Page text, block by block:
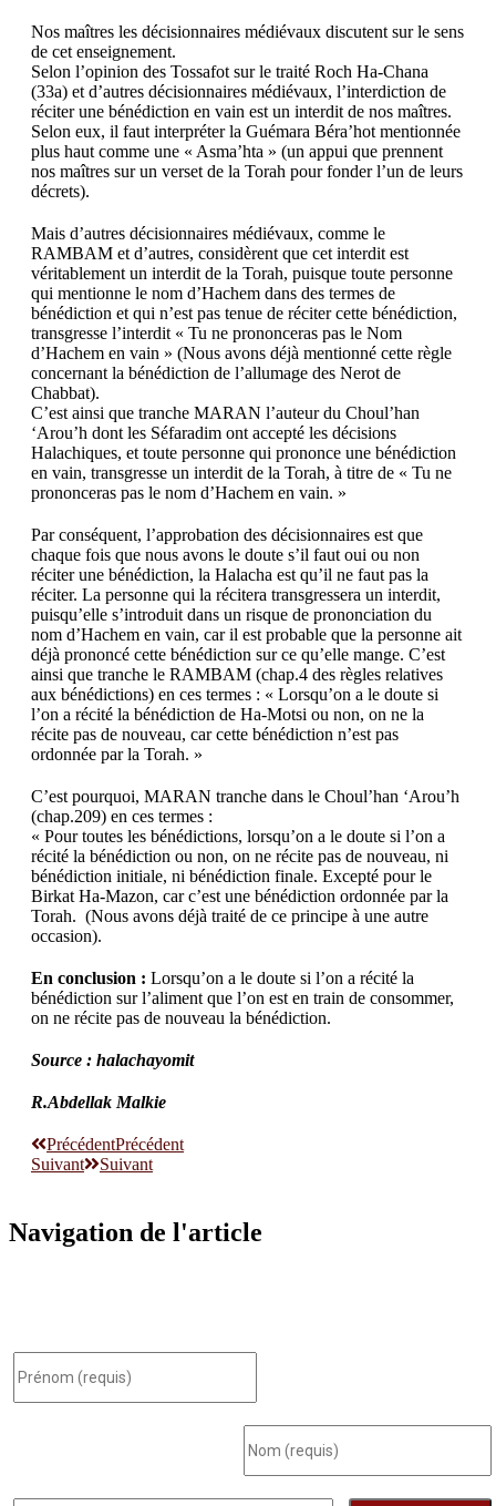
Nos maîtres les décisionnaires médiévaux discutent sur le sens
de cet enseignement.
Selon l’opinion des Tossafot sur le traité Roch Ha-Chana
(33a) et d’autres décisionnaires médiévaux, l’interdiction de
réciter une bénédiction en vain est un interdit de nos maîtres.
Selon eux, il faut interpréter la Guémara Béra’hot mentionnée
plus haut comme une « Asma’hta » (un appui que prennent
nos maîtres sur un verset de la Torah pour fonder l’un de leurs
décrets).
Mais d’autres décisionnaires médiévaux, comme le
RAMBAM et d’autres, considèrent que cet interdit est
véritablement un interdit de la Torah, puisque toute personne
qui mentionne le nom d’Hachem dans des termes de
bénédiction et qui n’est pas tenue de réciter cette bénédiction,
transgresse l’interdit « Tu ne prononceras pas le Nom
d’Hachem en vain » (Nous avons déjà mentionné cette règle
concernant la bénédiction de l’allumage des Nerot de
Chabbat).
C’est ainsi que tranche MARAN l’auteur du Choul’han
‘Arou’h dont les Séfaradim ont accepté les décisions
Halachiques, et toute personne qui prononce une bénédiction
en vain, transgresse un interdit de la Torah, à titre de « Tu ne
prononceras pas le nom d’Hachem en vain. »
Par conséquent, l’approbation des décisionnaires est que
chaque fois que nous avons le doute s’il faut oui ou non
réciter une bénédiction, la Halacha est qu’il ne faut pas la
réciter. La personne qui la récitera transgressera un interdit,
puisqu’elle s’introduit dans un risque de prononciation du
nom d’Hachem en vain, car il est probable que la personne ait
déjà prononcé cette bénédiction sur ce qu’elle mange. C’est
ainsi que tranche le RAMBAM (chap.4 des règles relatives
aux bénédictions) en ces termes : « Lorsqu’on a le doute si
l’on a récité la bénédiction de Ha-Motsi ou non, on ne la
récite pas de nouveau, car cette bénédiction n’est pas
ordonnée par la Torah. »
C’est pourquoi, MARAN tranche dans le Choul’han ‘Arou’h
(chap.209) en ces termes :
« Pour toutes les bénédictions, lorsqu’on a le doute si l’on a
récité la bénédiction ou non, on ne récite pas de nouveau, ni
bénédiction initiale, ni bénédiction finale. Excepté pour le
Birkat Ha-Mazon, car c’est une bénédiction ordonnée par la
Torah. (Nous avons déjà traité de ce principe à une autre
occasion).
En conclusion : Lorsqu’on a le doute si l’on a récité la
bénédiction sur l’aliment que l’on est en train de consommer,
on ne récite pas de nouveau la bénédiction.
Source : halachayomit
R.Abdellak Malkie
PrécédentPrécédent
Suivant
Suivant
Navigation de l'article